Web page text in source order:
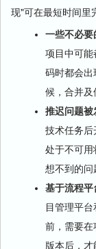
现"可在最短时间里
一些不必要
项目中可能
码时都会出
候，合并及
推迟问题被
技术任务后
处于不可用
想不到的问
基于流程平
目管理平
前，需要在
版本后，